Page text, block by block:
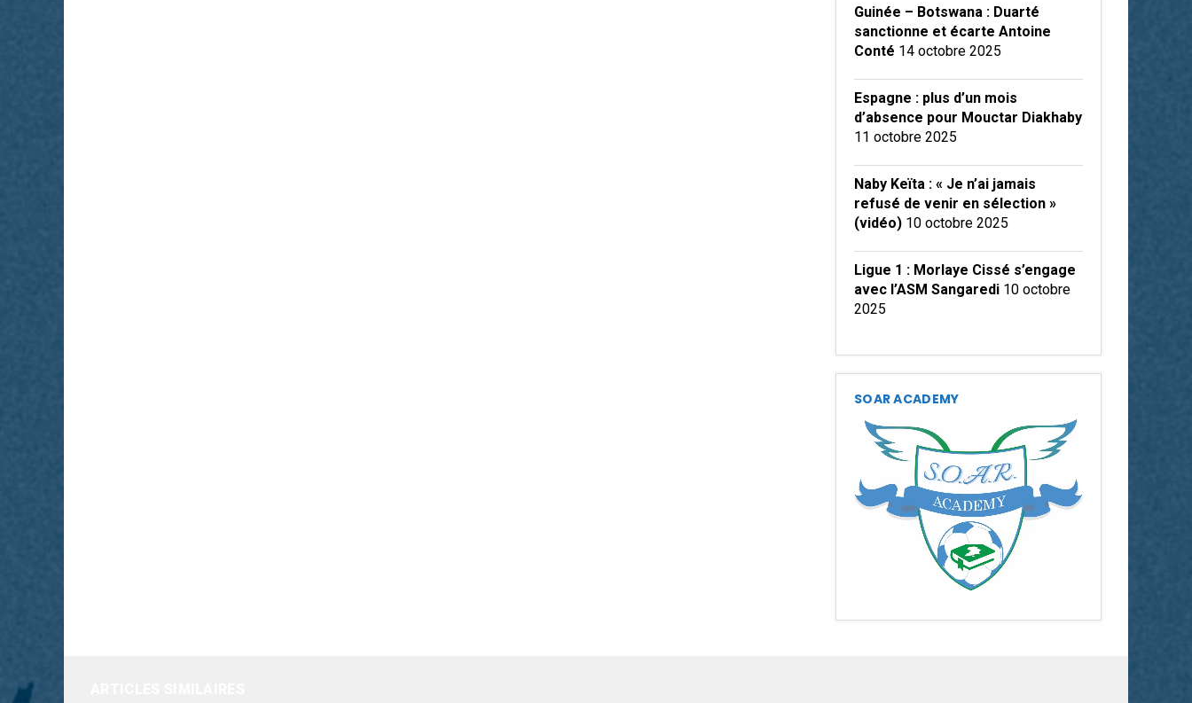
Guinée – Botswana : Duarté
sanctionne et écarte Antoine
Conté 14 octobre 2025
Espagne : plus d’un mois
d’absence pour Mouctar Diakhaby
11 octobre 2025
Naby Keïta : « Je n’ai jamais
refusé de venir en sélection »
(vidéo) 10 octobre 2025
Ligue 1 : Morlaye Cissé s’engage
avec l’ASM Sangaredi 10 octobre
2025
SOAR ACADEMY